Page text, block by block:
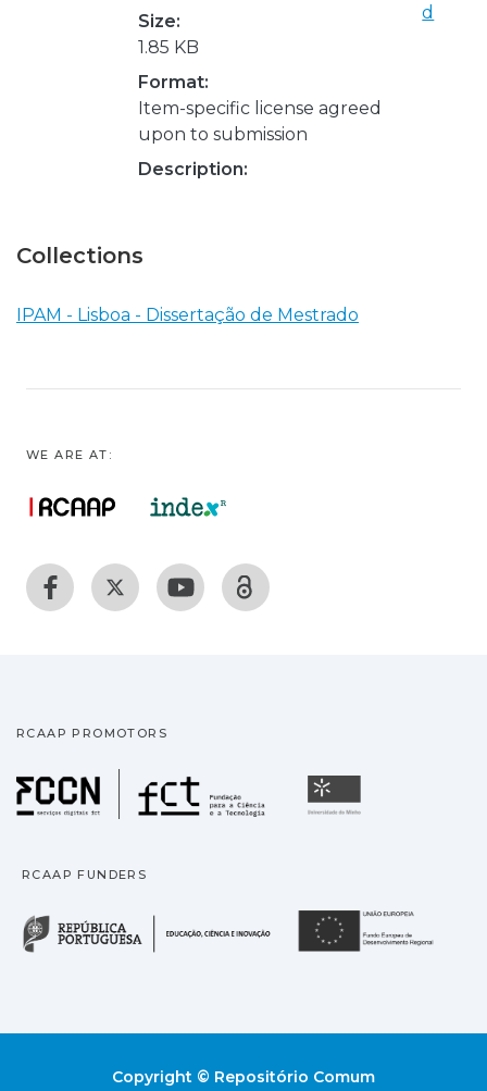
Size:
1.85 KB
Format:
Item-specific license agreed
upon to submission
Description:
d
Collections
IPAM - Lisboa - Dissertação de Mestrado
WE ARE AT:
RCAAP PROMOTORS
Fundação para a
RCAAP FUNDERS
República Portuguesa
Copyright © Repositório Comum